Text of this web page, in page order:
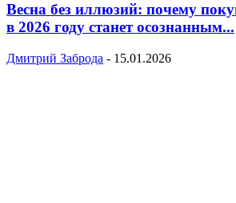
Весна без иллюзий: почему
в 2026 году станет осознанным...
Дмитрий Заброда - 15.01.2026